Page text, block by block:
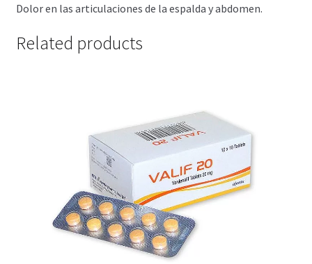
Dolor en las articulaciones de la espalda y abdomen.
Related products